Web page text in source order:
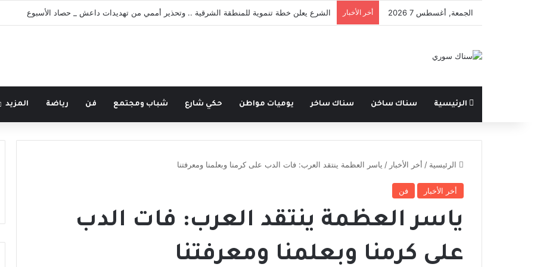
الجمعة, أغسطس 7 2026 أخر الأخبار الشرع يعلن خطة تنموية للمنطقة الشرقية .. وتحذير أممي من تهديدات داعش _ حصاد الأسبوع
الرئيسية سناك ساخن سناك ساخر يوميات مواطن حكي شارع شباب ومجتمع فن رياضة المزيد
الرئيسية / أخر الأخبار / ياسر العظمة ينتقد العرب: فات الدب على كرمنا وبعلمنا ومعرفتنا
أخر الأخبار فن
ياسر العظمة ينتقد العرب: فات الدب
على كرمنا وبعلمنا ومعرفتنا